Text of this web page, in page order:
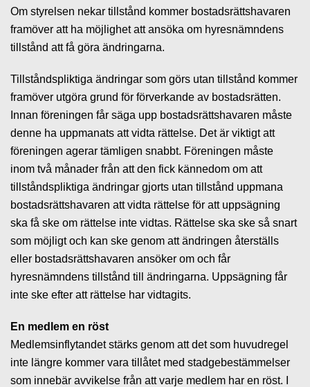
Om styrelsen nekar tillstånd kommer bostadsrättshavaren
framöver att ha möjlighet att ansöka om hyresnämndens
tillstånd att få göra ändringarna.
Tillståndspliktiga ändringar som görs utan tillstånd kommer
framöver utgöra grund för förverkande av bostadsrätten.
Innan föreningen får säga upp bostadsrättshavaren måste
denne ha uppmanats att vidta rättelse. Det är viktigt att
föreningen agerar tämligen snabbt. Föreningen måste
inom två månader från att den fick kännedom om att
tillståndspliktiga ändringar gjorts utan tillstånd uppmana
bostadsrättshavaren att vidta rättelse för att uppsägning
ska få ske om rättelse inte vidtas. Rättelse ska ske så snart
som möjligt och kan ske genom att ändringen återställs
eller bostadsrättshavaren ansöker om och får
hyresnämndens tillstånd till ändringarna. Uppsägning får
inte ske efter att rättelse har vidtagits.
En medlem en röst
Medlemsinflytandet stärks genom att det som huvudregel
inte längre kommer vara tillåtet med stadgebestämmelser
som innebär avvikelse från att varje medlem har en röst. I